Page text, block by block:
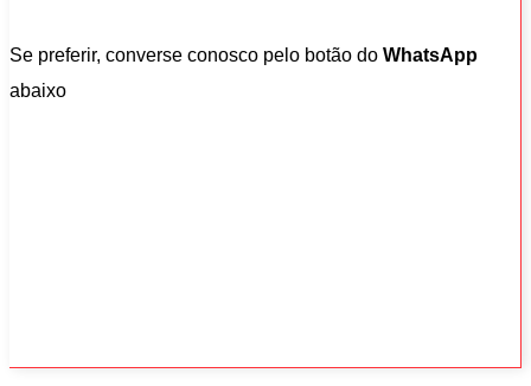
Se preferir, converse conosco pelo botão do WhatsApp
abaixo